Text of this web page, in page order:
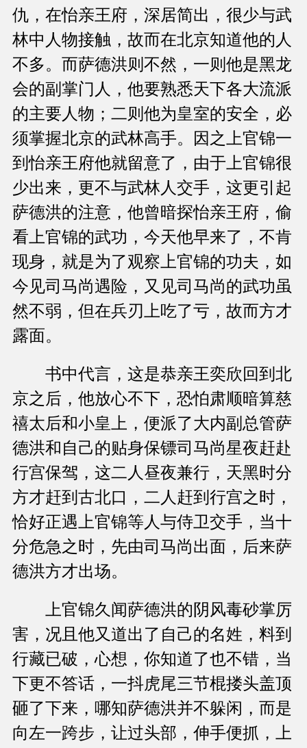
仇，在怡亲王府，深居简出，很少与武
林中人物接触，故而在北京知道他的人
不多。而萨德洪则不然，一则他是黑龙
会的副掌门人，他要熟悉天下各大流派
的主要人物；二则他为皇室的安全，必
须掌握北京的武林高手。因之上官锦一
到怡亲王府他就留意了，由于上官锦很
少出来，更不与武林人交手，这更引起
萨德洪的注意，他曾暗探怡亲王府，偷
看上官锦的武功，今天他早来了，不肯
现身，就是为了观察上官锦的功夫，如
今见司马尚遇险，又见司马尚的武功虽
然不弱，但在兵刃上吃了亏，故而方才
露面。
书中代言，这是恭亲王奕欣回到北
京之后，他放心不下，恐怕肃顺暗算慈
禧太后和小皇上，便派了大内副总管萨
德洪和自己的贴身保镖司马尚星夜赶赴
行宫保驾，这二人昼夜兼行，天黑时分
方才赶到古北口，二人赶到行宫之时，
恰好正遇上官锦等人与侍卫交手，当十
分危急之时，先由司马尚出面，后来萨
德洪方才出场。
上官锦久闻萨德洪的阴风毒砂掌厉
害，况且他又道出了自己的名姓，料到
行藏已破，心想，你知道了也不错，当
下更不答话，一抖虎尾三节棍搂头盖顶
砸了下来，哪知萨德洪并不躲闲，而是
向左一跨步，让过头部，伸手便抓，上